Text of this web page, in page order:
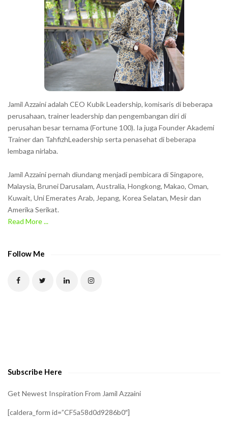
Jamil Azzaini adalah CEO Kubik Leadership, komisaris di beberapa
perusahaan, trainer leadership dan pengembangan diri di
perusahan besar ternama (Fortune 100). Ia juga Founder Akademi
Trainer dan TahfizhLeadership serta penasehat di beberapa
lembaga nirlaba.
Jamil Azzaini pernah diundang menjadi pembicara di Singapore,
Malaysia, Brunei Darusalam, Australia, Hongkong, Makao, Oman,
Kuwait, Uni Emerates Arab, Jepang, Korea Selatan, Mesir dan
Amerika Serikat.
Read More ...
Follow Me
Subscribe Here
Get Newest Inspiration From Jamil Azzaini
[caldera_form id=”CF5a58d0d9286b0″]